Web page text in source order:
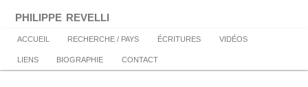
contenu
principal
philippe revelli
Menu
principal
ACCUEIL RECHERCHE / PAYS ÉCRITURES VIDÉOS
LIENS BIOGRAPHIE CONTACT